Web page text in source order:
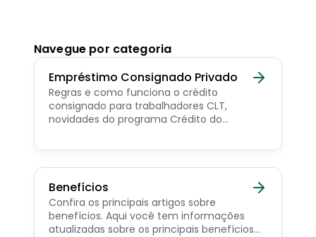
Navegue por categoria
Empréstimo Consignado Privado
Regras e como funciona o crédito
consignado para trabalhadores CLT,
novidades do programa Crédito do
consignado privado.
Benefícios
Confira os principais artigos sobre
benefícios. Aqui você tem informações
atualizadas sobre os principais benefícios